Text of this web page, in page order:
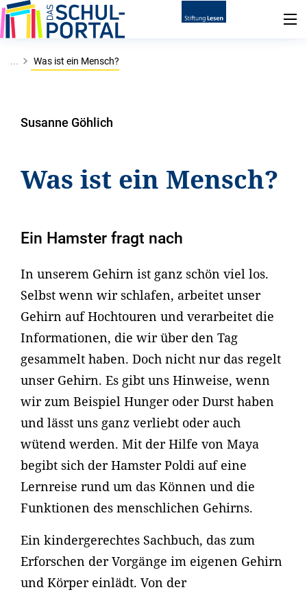
... Was ist ein Mensch?
Susanne Göhlich
Was ist ein Mensch?
Ein Hamster fragt nach
In unserem Gehirn ist ganz schön viel los.
Selbst wenn wir schlafen, arbeitet unser
Gehirn auf Hochtouren und verarbeitet die
Informationen, die wir über den Tag
gesammelt haben. Doch nicht nur das regelt
unser Gehirn. Es gibt uns Hinweise, wenn
wir zum Beispiel Hunger oder Durst haben
und lässt uns ganz verliebt oder auch
wütend werden. Mit der Hilfe von Maya
begibt sich der Hamster Poldi auf eine
Lernreise rund um das Können und die
Funktionen des menschlichen Gehirns.
Ein kindergerechtes Sachbuch, das zum
Erforschen der Vorgänge im eigenen Gehirn
und Körper einlädt. Von der